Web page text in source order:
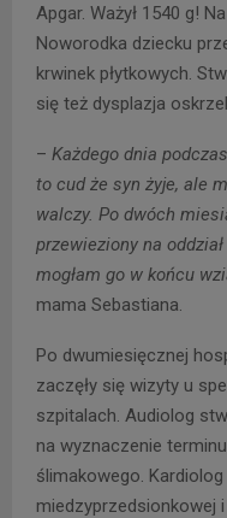
Apgar. Ważył 1540 g!
Noworodka dziecku
krwinek płytkowych.
się też dysplazja
– Każdego dnia
to cud że syn żyje, ale
walczy. Po dwóch
przewieziony na
mogłam go w końcu
mama Sebastiana.
Po dwumiesięcznej
zaczęły się wizyty u
szpitalach. Audiolog
na wyznaczenie
ślimakowego.
miedzyprzedsionkowej